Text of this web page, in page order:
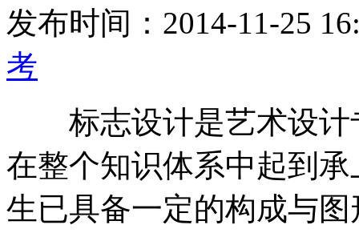
发布时间：2014-11-25
考
标志设计是艺术设计
在整个知识体系中起到
生已具备一定的构成与